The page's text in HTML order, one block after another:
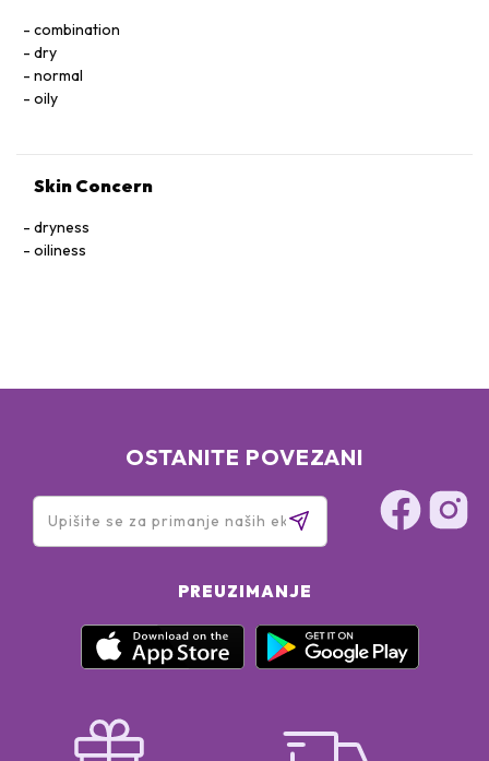
combination
dry
normal
oily
Skin Concern
dryness
oiliness
OSTANITE POVEZANI
PREUZIMANJE